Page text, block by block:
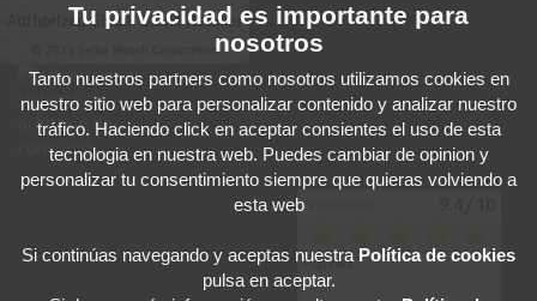
Tu privacidad es importante para
nosotros
Tanto nuestros partners como nosotros utilizamos cookies en
nuestro sitio web para personalizar contenido y analizar nuestro
tráfico. Haciendo click en aceptar consientes el uso de esta
tecnologia en nuestra web. Puedes cambiar de opinion y
personalizar tu consentimiento siempre que quieras volviendo a
esta web
Si continúas navegando y aceptas nuestra Política de cookies
pulsa en aceptar.